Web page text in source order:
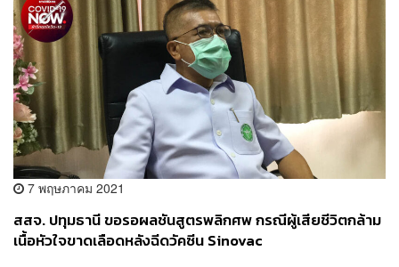
7 พฤษภาคม 2021
สสจ. ปทุมธานี ขอรอผลชันสูตรพลิกศพ กรณีผู้เสียชีวิตกล้าม
เนื้อหัวใจขาดเลือดหลังฉีดวัคซีน Sinovac